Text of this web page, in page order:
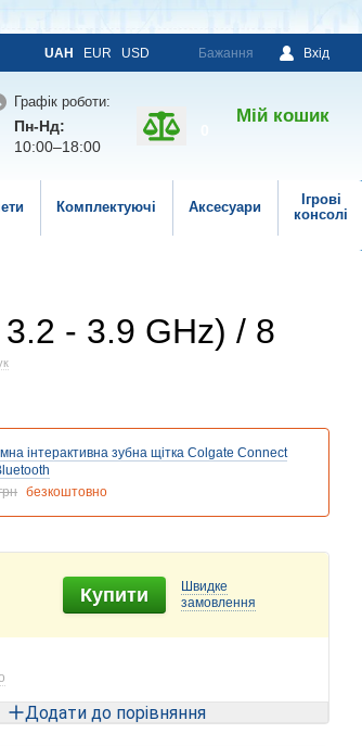
UAH EUR USD Бажання Вхід
Графік роботи:
Пн-Нд:
10:00–18:00
Мій кошик
Комплектуючі Аксесуари
Ігрові
консолі
- 3.9 GHz) / 8
інтерактивна зубна щітка Colgate Connect
безкоштовно
Купити
Швидке
замовлення
Додати до порівняння